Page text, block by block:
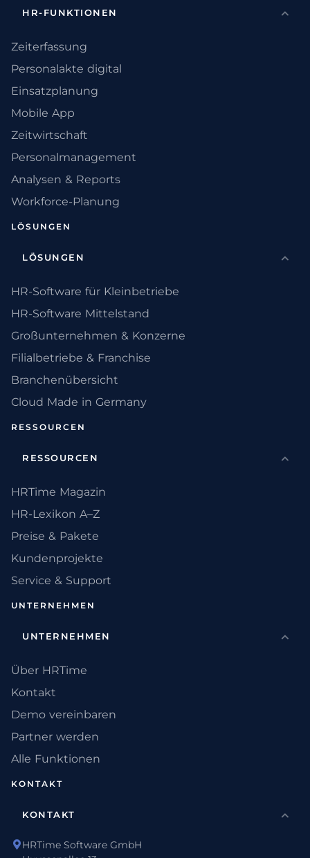
HR-FUNKTIONEN
Zeiterfassung
Personalakte digital
Einsatzplanung
Mobile App
Zeitwirtschaft
Personalmanagement
Analysen & Reports
Workforce-Planung
LÖSUNGEN
LÖSUNGEN
HR-Software für Kleinbetriebe
HR-Software Mittelstand
Großunternehmen & Konzerne
Filialbetriebe & Franchise
Branchenübersicht
Cloud Made in Germany
RESSOURCEN
RESSOURCEN
HRTime Magazin
HR-Lexikon A–Z
Preise & Pakete
Kundenprojekte
Service & Support
UNTERNEHMEN
UNTERNEHMEN
Über HRTime
Kontakt
Demo vereinbaren
Partner werden
Alle Funktionen
KONTAKT
KONTAKT
HRTime Software GmbH